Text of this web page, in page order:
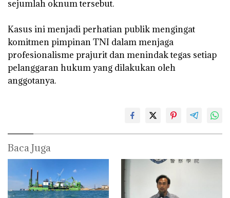
sejumlah oknum tersebut.
‎Kasus ini menjadi perhatian publik mengingat
komitmen pimpinan TNI dalam menjaga
profesionalisme prajurit dan menindak tegas setiap
pelanggaran hukum yang dilakukan oleh
anggotanya.
Baca Juga